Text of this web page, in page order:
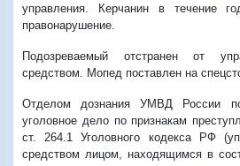
управления. Керчанин в течение
правонарушение.
Подозреваемый отстранен от
средством. Мопед поставлен на
Отделом дознания УМВД России
уголовное дело по признакам
ст. 264.1 Уголовного кодекса РФ
средством лицом, находящимся в